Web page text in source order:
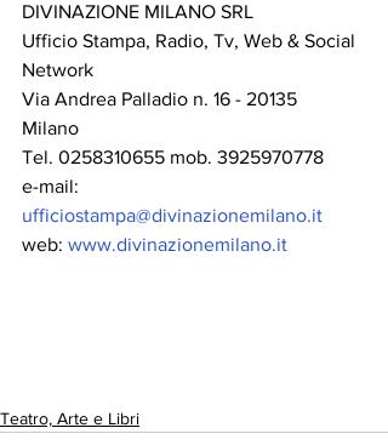
DIVINAZIONE MILANO SRL
Ufficio Stampa, Radio, Tv, Web & Social
Network
Via Andrea Palladio n. 16 - 20135
Milano
Tel. 0258310655 mob. 3925970778
e-mail:
ufficiostampa@divinazionemilano.it
web: www.divinazionemilano.it
Teatro, Arte e Libri